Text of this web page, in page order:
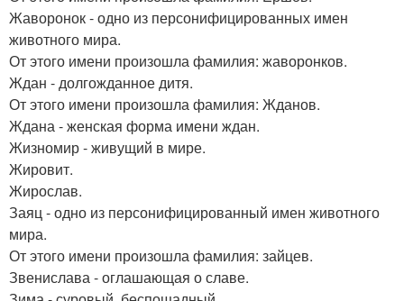
Жаворонок - одно из персонифицированных имен
животного мира.
От этого имени произошла фамилия: жаворонков.
Ждан - долгожданное дитя.
От этого имени произошла фамилия: Жданов.
Ждана - женская форма имени ждан.
Жизномир - живущий в мире.
Жировит.
Жирослав.
Заяц - одно из персонифицированный имен животного
мира.
От этого имени произошла фамилия: зайцев.
Звенислава - оглашающая о славе.